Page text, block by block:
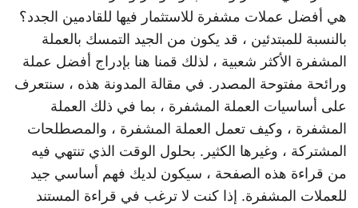
هي أفضل عملات مشفرة للاستثمار فيها للقادمين الجدد؟
بالنسبة للمبتدئين ، قد يكون من الجيد التمسك بالعملة
المشفرة الأكثر شعبية ، لذلك قمنا هنا بإدراج أفضل عملة
ورائحة مفتوحة المصدر. في مقالة المدونة هذه ، سنتعرف
على أساسيات العملة المشفرة ، بما في ذلك العملة
المشفرة ، وكيف تعمل العملة المشفرة ، والمصطلحات
المشتركة ، وغيرها الكثير. بحلول الوقت الذي تنتهي فيه
من قراءة هذه الصفحة ، سيكون لديك فهم أساسي جيد
للعملات المشفرة. إذا كنت لا ترغب في قراءة المستند